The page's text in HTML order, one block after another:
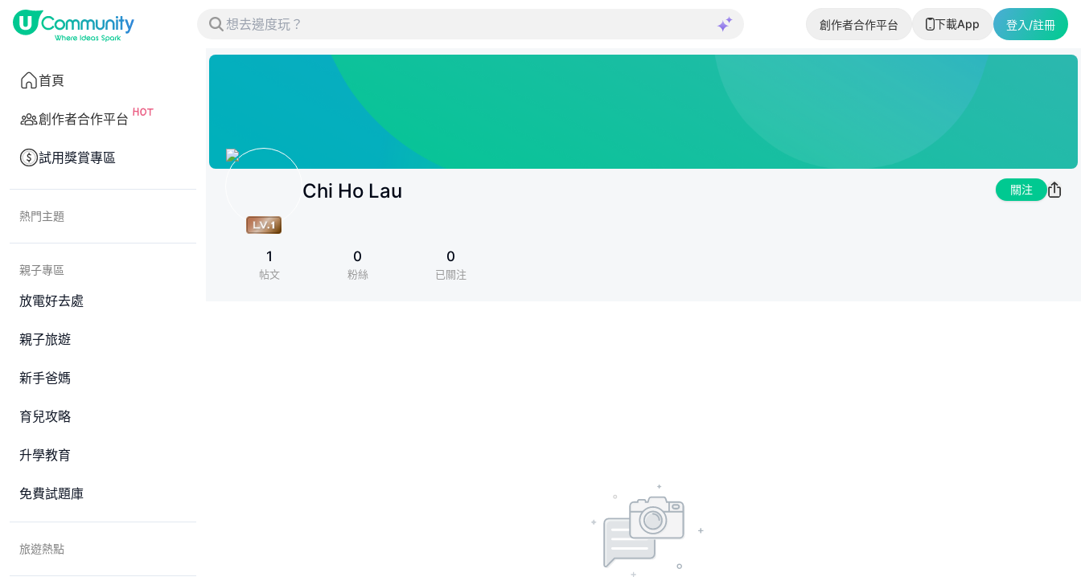
創作者合作平台 下載App 登入/註冊
首頁
創作者合作平台
試用獎賞專區
熱門主題
親子專區
放電好去處
親子旅遊
新手爸媽
育兒攻略
升學教育
免費試題庫
旅遊熱點
Chi Ho Lau 關注
1
帖文
0
粉絲
0
已關注